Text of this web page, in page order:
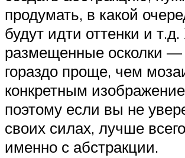
продумать, в какой
будут идти оттенки и
размещенные осколки —
гораздо проще, чем
конкретным
поэтому если вы не
своих силах, лучше
именно с абстракции.